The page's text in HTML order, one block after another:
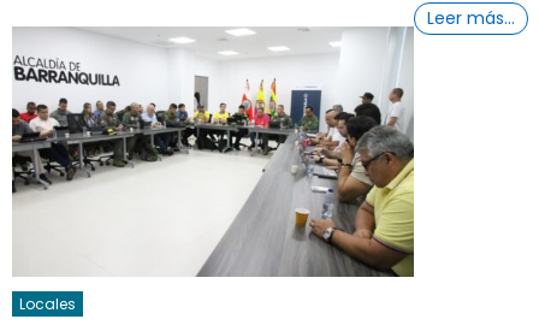
Leer más…
Locales